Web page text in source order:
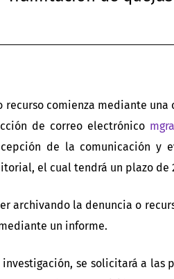
recurso comienza mediante
de correo electrónico
de la comunicación y
el cual tendrá un plazo de
archivando la denuncia o
un informe.
se solicitará a las